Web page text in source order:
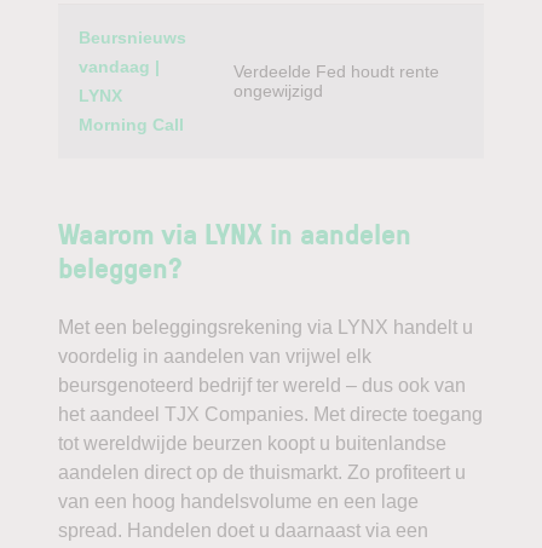
Beursnieuws
vandaag |
LYNX
Morning Call
Verdeelde Fed houdt rente
ongewijzigd
Waarom via LYNX in aandelen
beleggen?
Met een beleggingsrekening via LYNX handelt u
voordelig in aandelen van vrijwel elk
beursgenoteerd bedrijf ter wereld – dus ook van
het aandeel TJX Companies. Met directe toegang
tot wereldwijde beurzen koopt u buitenlandse
aandelen direct op de thuismarkt. Zo profiteert u
van een hoog handelsvolume en een lage
spread. Handelen doet u daarnaast via een